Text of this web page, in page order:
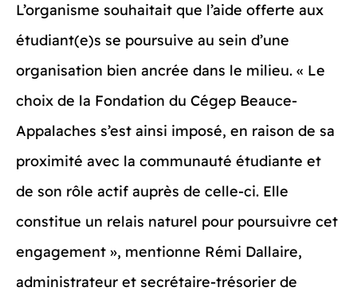
L’organisme souhaitait que l’aide offerte aux
étudiant(e)s se poursuive au sein d’une
organisation bien ancrée dans le milieu. « Le
choix de la Fondation du Cégep Beauce-
Appalaches s’est ainsi imposé, en raison de sa
proximité avec la communauté étudiante et
de son rôle actif auprès de celle-ci. Elle
constitue un relais naturel pour poursuivre cet
engagement », mentionne Rémi Dallaire,
administrateur et secrétaire-trésorier de